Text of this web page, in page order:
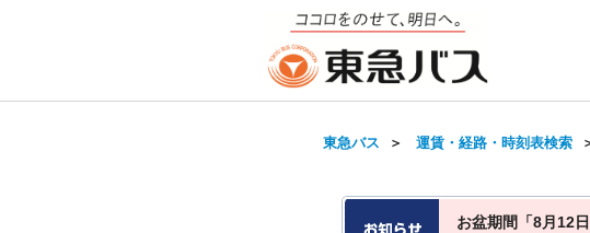
東急バス ＞ 運賃・経路・時刻表検索
お盆期間「8月12